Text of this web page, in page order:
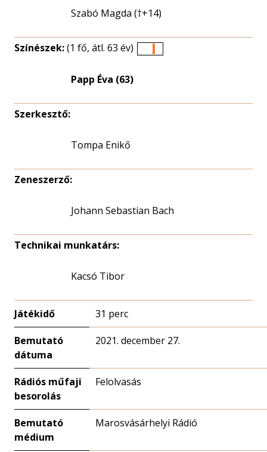
Szabó Magda (†+14)
Színészek:(1 fő, átl. 63 év)
Papp Éva (63)
Szerkesztő:
Tompa Enikő
Zeneszerző:
Johann Sebastian Bach
Technikai munkatárs:
Kacsó Tibor
Játékidő 31 perc
Bemutató
dátuma
2021. december 27.
Rádiós műfaji
besorolás
Felolvasás
Bemutató
médium
Marosvásárhelyi Rádió